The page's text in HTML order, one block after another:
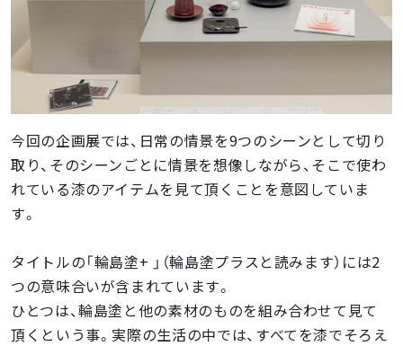
今回の企画展では、日常の情景を9つのシーンとして切り
取り、そのシーンごとに情景を想像しながら、そこで使わ
れている漆のアイテムを見て頂くことを意図していま
す。
タイトルの「輪島塗+ 」（輪島塗プラスと読みます）には2
つの意味合いが含まれています。
ひとつは、輪島塗と他の素材のものを組み合わせて見て
頂くという事。実際の生活の中では、すべてを漆でそろえ